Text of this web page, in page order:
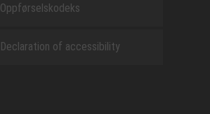
Oppførselskodeks
Declaration of accessibility